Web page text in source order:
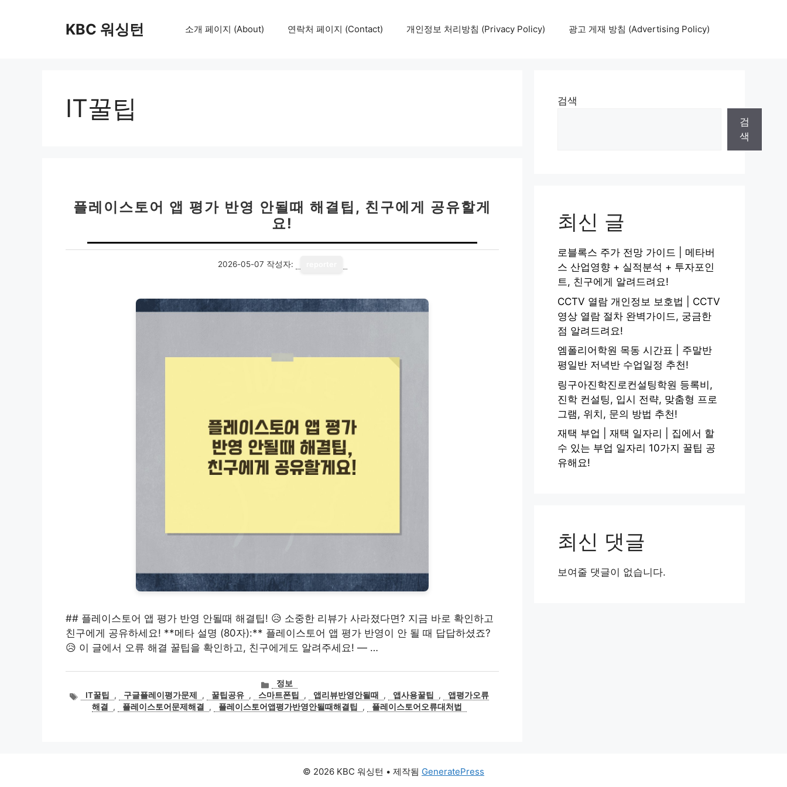
KBC 워싱턴 소개 페이지 (About) 연락처 페이지 (Contact) 개인정보 처리방침 (Privacy Policy) 광고 게재 방침 (Advertising Policy)
IT꿀팁
플레이스토어 앱 평가 반영 안될때 해결팁, 친구에게 공유할게
요!
2026-05-07 작성자:
## 플레이스토어 앱 평가 반영 안될때 해결팁! 😥 소중한 리뷰가 사라졌다면? 지금 바로 확인하고
친구에게 공유하세요! **메타 설명 (80자):** 플레이스토어 앱 평가 반영이 안 될 때 답답하셨죠?
😥 이 글에서 오류 해결 꿀팁을 확인하고, 친구에게도 알려주세요! — …
카
테
고
정보
태IT꿀팁 , 구글플레이평가문제 , 꿀팁공유 , 스마트폰팁 , 앱리뷰반영안될때 , 앱사용꿀팁 ,
앱평가오류
해결
, 플레이스토어문제해결 , 플레이스토어앱평가반영안될때해결팁 , 플레이스토어오류대처법
검색
검
색
최신 글
로블록스 주가 전망 가이드 | 메타버
스 산업영향 + 실적분석 + 투자포인
트, 친구에게 알려드려요!
CCTV 열람 개인정보 보호법 | CCTV
영상 열람 절차 완벽가이드, 궁금한
점 알려드려요!
엠폴리어학원 목동 시간표 | 주말반
평일반 저녁반 수업일정 추천!
링구아진학진로컨설팅학원 등록비,
진학 컨설팅, 입시 전략, 맞춤형 프로
그램, 위치, 문의 방법 추천!
재택 부업 | 재택 일자리 | 집에서 할
수 있는 부업 일자리 10가지 꿀팁 공
유해요!
최신 댓글
보여줄 댓글이 없습니다.
© 2026 KBC 워싱턴 • 제작됨 GeneratePress